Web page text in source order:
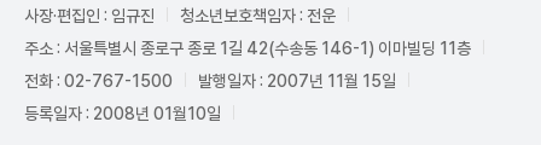
사장·편집인 : 임규진
청소년보호책임자 : 전운
주소 : 서울특별시 종로구 종로 1길 42(수송동 146-1) 이마빌딩 11층
전화 : 02-767-1500
발행일자 : 2007년 11월 15일
등록일자 : 2008년 01월10일